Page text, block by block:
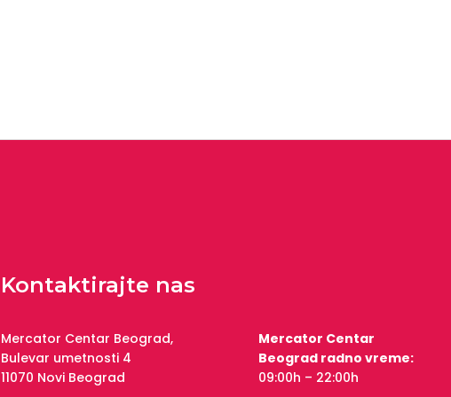
Kontaktirajte nas
Mercator Centar Beograd,
Bulevar umetnosti 4
11070 Novi Beograd
Mercator Centar
Beograd radno vreme:
09:00h – 22:00h